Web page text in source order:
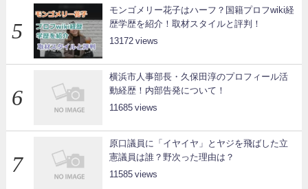
モンゴメリー花子はハーフ？国籍プロフwiki経
歴学歴を紹介！取材スタイルと評判！
13172
横浜市人事部長・久保田淳のプロフィール活
動経歴！内部告発について！
11685
原口議員に「イヤイヤ」とヤジを飛ばした立
憲議員は誰？野次った理由は？
11585